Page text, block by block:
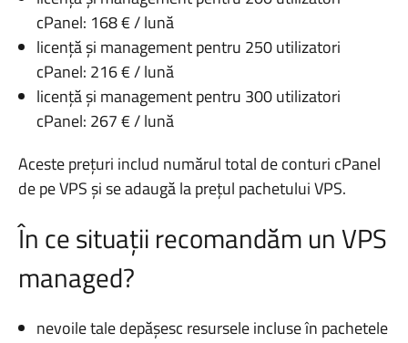
cPanel: 168 € / lună
licență și management pentru 250 utilizatori
cPanel: 216 € / lună
licență și management pentru 300 utilizatori
cPanel: 267 € / lună
Aceste prețuri includ numărul total de conturi cPanel
de pe VPS și se adaugă la prețul pachetului VPS.
În ce situații recomandăm un VPS
managed?
nevoile tale depășesc resursele incluse în pachetele